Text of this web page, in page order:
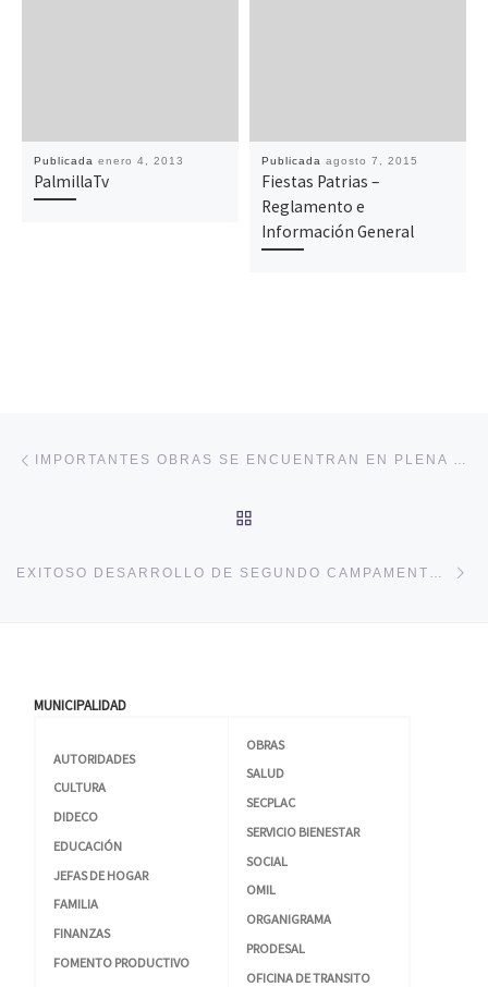
Publicadaenero 4, 2013
PalmillaTv
Publicadaagosto 7, 2015
Fiestas Patrias –
Reglamento e
Información General
IMPORTANTES OBRAS SE ENCUENTRAN EN PLENA EJECUCIÓN EN PALMILLA
MUNICIPALIDAD
AUTORIDADES
CULTURA
DIDECO
EDUCACIÓN
JEFAS DE HOGAR
FAMILIA
FINANZAS
FOMENTO PRODUCTIVO
OBRAS
SALUD
SECPLAC
SERVICIO BIENESTAR
SOCIAL
OMIL
ORGANIGRAMA
PRODESAL
OFICINA DE TRANSITO